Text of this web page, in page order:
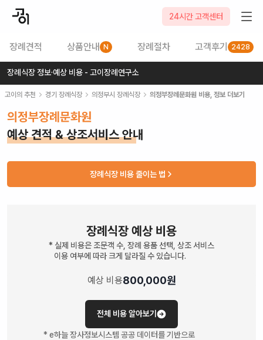
24시간 고객센터
장례견적 상품안내 N 장례절차 고객후기 2428
장례식장 정보·예상 비용 - 고이장례연구소
고이의 추천 경기 장례식장 의정부시 장례식장 의정부장례문화원 비용, 정보 더보기
의정부장례문화원
예상 견적 & 상조서비스 안내
장례식장 비용 줄이는 법
장례식장 예상 비용
* 실제 비용은 조문객 수, 장례 용품 선택, 상조 서비스
이용 여부에 따라 크게 달라질 수 있습니다.
예상 비용800,000원
전체 비용 알아보기
* e하늘 장사정보시스템 공공 데이터를 기반으로